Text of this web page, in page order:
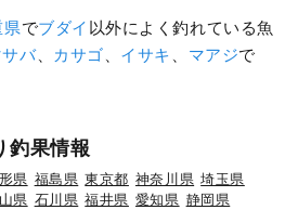
県でブダイ 以外によく釣れている魚
サバ、 カサゴ イサキ マアジで
釣果情報
県 福島県 東京都 神奈川県 埼玉県
県 石川県 福井県 愛知県 静岡県